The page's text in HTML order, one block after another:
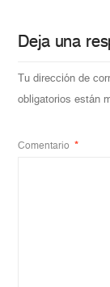
Deja una
Tu dirección de
obligatorios están
Comentario *